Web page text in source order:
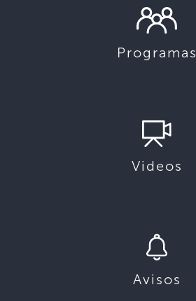
Programas
Videos
Avisos